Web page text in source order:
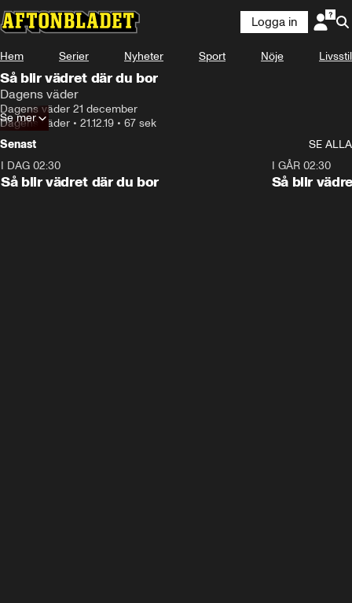
Logga in
Hem Serier Nyheter Sport Nöje Livsstil
Så blir vädret där du bor
Dagens väder
Dagens väder 21 december
Dagens väder • 21.12.19 • 67 sek
Se mer
Senast
SE ALLA
I DAG 02:30
Så blir vädret där du bor
I GÅR 02:30
Så blir